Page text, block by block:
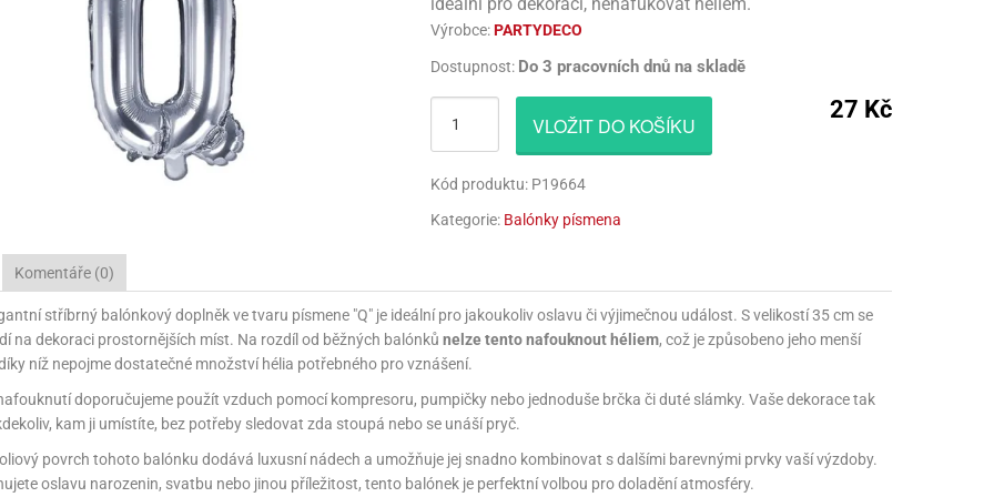
MEDVĚD
- KOUZELNÁ BERUŠKA A ČERNÝ KOCOUR
PÚ
- MINIONS
SE SVOBODOU
OSLAVA
- UNICORN
MOUSE
PRINCEZNY
DOO
- PAW PATROL
- MINIONS
DOO
WARS
PAW PATROL
TŘPYTKY
HOTOVÝ SLIZ
MEGASLIZ
NAFUKOVACÍ HRAČKY
KREATIVNÍ HRAČKY
JEDLÉ FIGURKY
JEDLÉ PAPÍRY NA DORTY
KONFETY
PARTY KLOBOUČKY
POZVÁNKY NA PARTY
SVÍČKY NA DORTY
PRSKAVKY A PYRO FONTÁNY NA DORTY
PARTY KLOBOUČKY
PIŇATY
POZVÁNKY NA PARTY
NAPICHOVÁTKA A ZÁPICHY
TALÍŘE
UBROUSKY
UBRUSY
VOUSY
PAPÍRY NA BALENÍ
TAŠKY NA BALENÍ
BARVIVA NA SLIZ
LEPIDLA NA VÝROBU SLIZU
KULIČKY NA SLIZ
NAFUKOVACÍ HRAČKY
KREATIVNÍ HRAČKY
Výrobce:PARTYDECO
Dostupnost: Do 3 pracovních dnů na skladě
27 Kč
VLOŽIT DO KOŠÍKU
Kód produktu: P19664
Kategorie: Balónky písmena
Komentáře (0)
stříbrný balónkový doplněk ve tvaru písmene "Q" je ideální pro jakoukoliv oslavu či výjimečnou událost. S velikostí 35 cm se
na dekoraci prostornějších míst. Na rozdíl od běžných balónků nelze tento nafouknout héliem, což je způsobeno jeho menší
níž nepojme dostatečné množství hélia potřebného pro vznášení.
doporučujeme použít vzduch pomocí kompresoru, pumpičky nebo jednoduše brčka či duté slámky. Vaše dekorace tak
kam ji umístíte, bez potřeby sledovat zda stoupá nebo se unáší pryč.
povrch tohoto balónku dodává luxusní nádech a umožňuje jej snadno kombinovat s dalšími barevnými prvky vaší výzdoby.
oslavu narozenin, svatbu nebo jinou příležitost, tento balónek je perfektní volbou pro doladění atmosféry.